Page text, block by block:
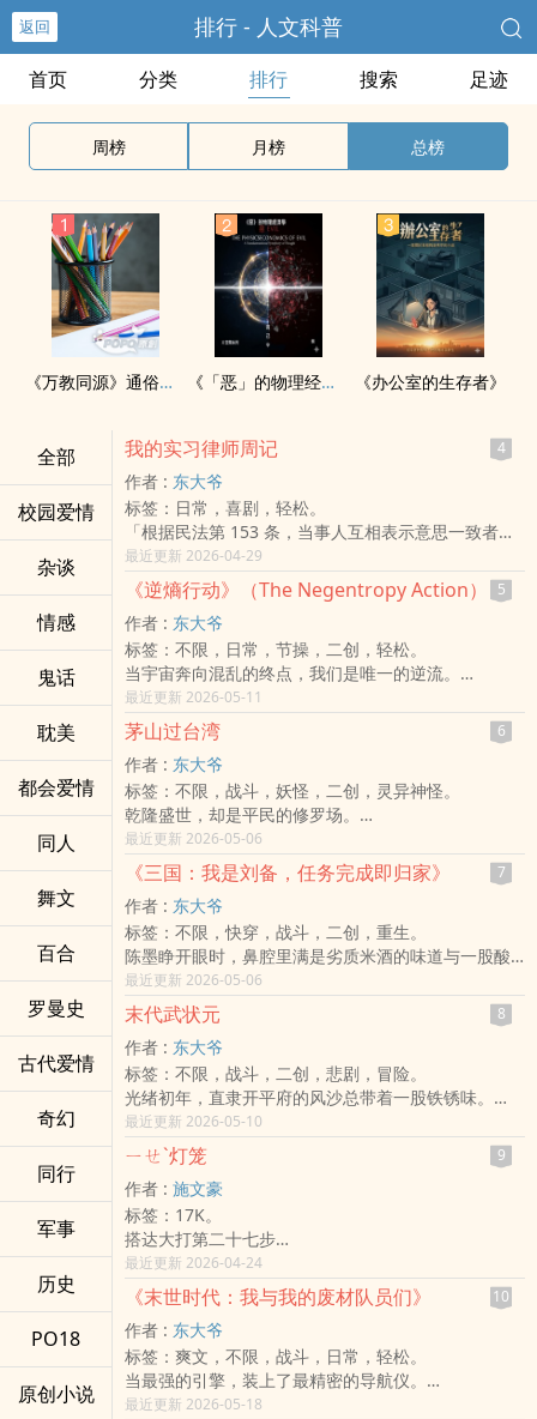
返回 排行 - 人文科普
首页 分类 排行 搜索 足迹
周榜 月榜 总榜
《万教同源》通俗简易版 《「恶」的物理经济学》简易通俗版：善的真相与恶的账单 《办公室的生存者》
全部
校园爱情
杂谈
情感
鬼话
耽美
都会爱情
同人
舞文
百合
罗曼史
古代爱情
奇幻
同行
军事
历史
PO18
原创小说
我的实习律师周记 4
作者 : 东大爷
标签：日常，喜剧，轻松。
「根据民法第 153 条，当事人互相表示意思一致者，
契约即为成立……」晨曦对着炸鸡店老板，一脸严肃地
推了推眼镜。
老板一脸茫然：「林律师，我听不懂什么意思一致，
我只知道我现在欠全台湾五千桶炸鸡，如果真的出
货，我不只要破产，连我家的鸡都要绝种了！」
江震在后方翘着二郎腿，吸着珍珠奶茶说：「晨曦，
讲人话。老板，简单说就是你手滑，我们现在要主张
你当时脑袋抽筋，这笔生意不算数。」
晨曦急了：「江律师！那叫『意思表示错误』，不是
脑袋抽筋！」
最近更新 2026-04-29
《逆熵行动》（The Negentropy Action） 5
作者 : 东大爷
标签：不限，日常，节操，二创，轻松。
当宇宙奔向混乱的终点，我们是唯一的逆流。
西元 2145 年，地球已不再是蓝色。
极端气候彻底摧毁了四季，人类蜷缩在巨大的穹顶之
下，忍受着永无止境的超级热浪与酸雨。物理学家林
零在绝望中发现，要拯救地狱般的未来，唯一的出路
不在于修补当下，而在于挑战宇宙最残酷的铁律——
热力学第二定律。
「熵增」代表着不可逆转的混乱与衰败，而「逆熵行
动」则是人类最后的豪赌。林零与他的团队秘密研发
出能局部扭转时空热力场的「逆熵机器」，试图穿越
回百年前那个气候转折点，赶在混乱吞噬世界前，为
地球重新注入秩序。
这是一场与物理定律的博弈，也是一封写给地球的情
书。
最近更新 2026-05-11
茅山过台湾 6
作者 : 东大爷
标签：不限，战斗，妖怪，二创，灵异神怪。
乾隆盛世，却是平民的修罗场。
为了寻找失踪的师父，茅山传人郭二东怀揣一把缺角
的桃木剑，挤进了腥臭的偷渡船。
横在他面前的，是号称「六死三留一回头」的生死黑
水沟。
登陆之后，迎接他的不是遍地黄金，而是：
府城深夜凄厉的女鬼申冤、大肚山林中摄魂夺命的魔
神仔、
以及原汉界线上，那古老而神秘的祖灵禁咒。
「唐山过台湾，过的不是海，是命；捉的不是鬼，是
人心。」
且看茅山小道士郭二东，如何凭借一身道术，在群妖
乱舞的宝岛，闯出一条生路！
最近更新 2026-05-06
《三国：我是刘备，任务完成即归家》 7
作者 : 东大爷
标签：不限，快穿，战斗，二创，重生。
陈墨睁开眼时，鼻腔里满是劣质米酒的味道与一股酸
腐的草鞋味。
他记得前一秒自己还在历史课堂上讲述着三国的衰
败，下一秒，一道冰冷的电子音就在脑海响起：
【叮！「汉室复兴系统」已绑定。身份确认：汉景帝
阁下玄孙，刘备，字玄德。】
【主线任务：完成三国重要高光时刻。终极奖励：重
返现代。】
陈墨自嘲地笑了笑，看着自己粗糙、布满老茧的双
手。身为历史老师，他太清楚这具身体的主人未来要
经历多少颠沛流离。
此时，身后传来一声雷鸣般的怒吼：「大丈夫不与国
家出力，竟在此长叹，何其懦弱！」
陈墨转过身。
来人豹头环眼，燕颔虎须，正是张飞。
最近更新 2026-05-06
末代武状元 8
作者 : 东大爷
标签：不限，战斗，二创，悲剧，冒险。
光绪初年，直隶开平府的风沙总带着一股铁锈味。
十岁的张三甲蹲在自家庭院的槐树下，双腿扎着稳如
磐石的马步。汗水顺着他黝黑的额头滑落，刺进眼睛
里，他连眨都不敢眨一下。
「三甲，你要记得，咱们张家的武功不是用来耍好看
的。」老父张振远坐在一旁，手中磕着烟袋，「这世
道在变，洋人的船坚炮利已经打进来了，但祖宗留下
的这口气，你若接不住，开平张家就真的断了。」
少年三甲紧咬牙关，看着眼前那杆重达五十斤的生铁
大枪。那是他今日的目标——单手平举大枪，维持一
炷香。
突然，一阵冷风卷起地上的残叶。三甲手臂猛地一
沉，铁枪尖端颤抖了一下。那是他第一次感觉到，所
谓「武」，不只是招式，而是与自己肉身极限、与这
最近更新 2026-05-10
ㄧㄝˋ灯笼 9
作者 : 施文豪
标签：17K。
搭达大打第二十七步
布骑、奇
不是像、咳！
不象棋，不是不尊，市事是 唯，笑嘻嘻，象棋、围棋
我都爱！
最近更新 2026-04-24
《末世时代：我与我的废材队员们》 10
作者 : 东大爷
标签：爽文，不限，战斗，日常，轻松。
当最强的引擎，装上了最精密的导航仪。
【文案】：
最近更新 2026-05-18